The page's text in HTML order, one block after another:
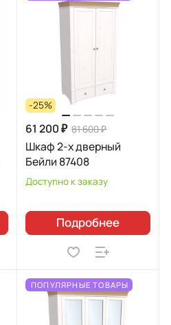
-25%
61 200 ₽ 81 600 ₽
Шкаф 2-х дверный
Бейли 87408
Доступно к заказу
Подробнее
ПОПУЛЯРНЫЕ ТОВАРЫ